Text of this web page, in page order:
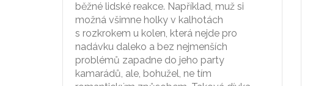
běžné lidské reakce. Například, muž si
možná všimne holky v kalhotách
s rozkrokem u kolen, která nejde pro
nadávku daleko a bez nejmenších
problémů zapadne do jeho party
kamarádů, ale, bohužel, ne tím